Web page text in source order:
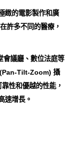
緻的電影製作和廣
許多不同的醫療，
會議廳、數位法庭等
(Pan-Tilt-Zoom) 攝
性和優越的性能，
速增長。